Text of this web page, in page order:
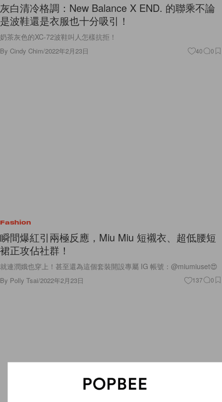
灰白清冷格調：New Balance X END. 的聯乘不論
是波鞋還是衣服也十分吸引！
奶茶灰色的XC-72波鞋叫人怎樣抗拒！
By Cindy Chim/2022年2月23日 40 0
Fashion
瞬間爆紅引兩極反應，Miu Miu 短襯衣、超低腰短
裙正攻佔社群！
就連潤娥也穿上！甚至還為這個套裝開設專屬 IG 帳號：@miumiuset😍
By Polly Tsai/2022年2月23日 137 0